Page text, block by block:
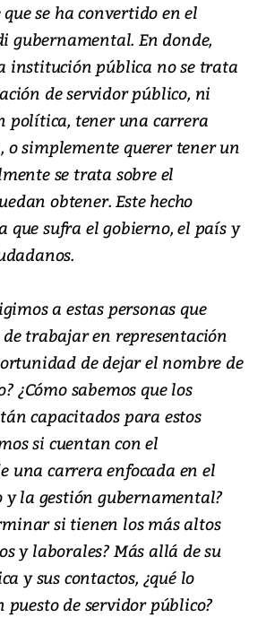
se ha convertido en el
gubernamental. En donde,
institución pública no se trata
de servidor público, ni
política, tener una carrera
simplemente querer tener un
se trata sobre el
obtener. Este hecho
que sufra el gobierno, el país y
a estas personas que
trabajar en representación
de dejar el nombre de
¿Cómo sabemos que los
capacitados para estos
si cuentan con el
una carrera enfocada en el
y la gestión gubernamental?
si tienen los más altos
y laborales? Más allá de su
y sus contactos, ¿qué lo
de servidor público?